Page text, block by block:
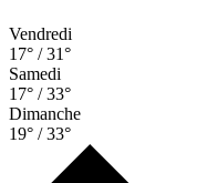
Vendredi
17° / 31°
Samedi
17° / 33°
Dimanche
19° / 33°